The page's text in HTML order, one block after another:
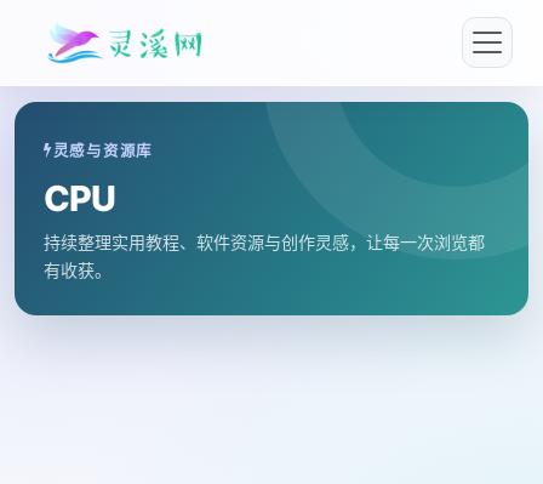
灵感与资源库
CPU
持续整理实用教程、软件资源与创作灵感，让每一次浏览都
有收获。